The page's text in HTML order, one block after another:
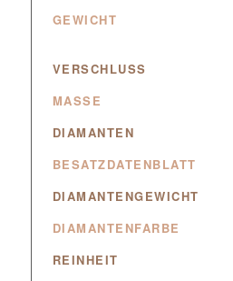
GEWICHT
VERSCHLUSS
MASSE
DIAMANTEN
BESATZDATENBLATT
DIAMANTENGEWICHT
DIAMANTENFARBE
REINHEIT